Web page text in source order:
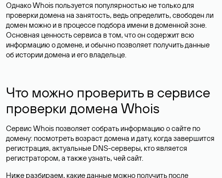
Однако Whois пользуется популярностью не только для
проверки домена на занятость, ведь определить, свободен ли
домен можно и в процессе подбора имени в доменной зоне.
Основная ценность сервиса в том, что он содержит всю
информацию о домене, и обычно позволяет получить данные
об истории домена и его владельце.
Что можно проверить в сервисе
проверки домена Whois
Сервис Whois позволяет собрать информацию о сайте по
домену: посмотреть возраст домена и дату, когда завершится
регистрация, актуальные DNS-серверы, кто является
регистратором, а также узнать, чей сайт.
Ниже разбираем, какие данные можно получить после